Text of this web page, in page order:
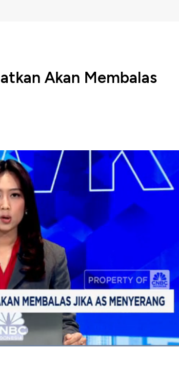
Akan Membalas
bahwa mereka akan membalas jika diserang
ratusan pengunjuk rasa kini telah tewas dalam
Indonesia (Senin, 12/01/2026) berikut ini.